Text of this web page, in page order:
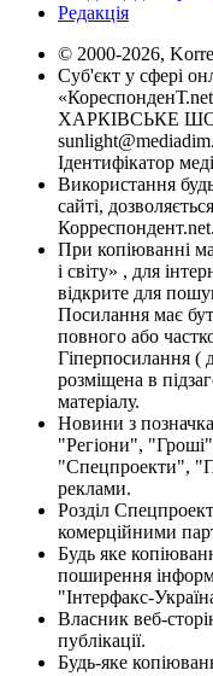
Редакція
© 2000-2026,
Суб'єкт у сфері
ХАРКІВСЬКЕ
Ідентифікатор
Використання
сайті,
Корреспондент.net.
При копіюванні
і світу» , для
відкрите для
Посилання має
повного або
Гіперпосилання (
розміщена в
матеріалу.
Новини з
"Регіони",
"Спецпроекти",
реклами.
Розділ
комерційними
Будь яке
поширення
"Інтерфакс-
Власник веб-
публікації.
Будь-яке